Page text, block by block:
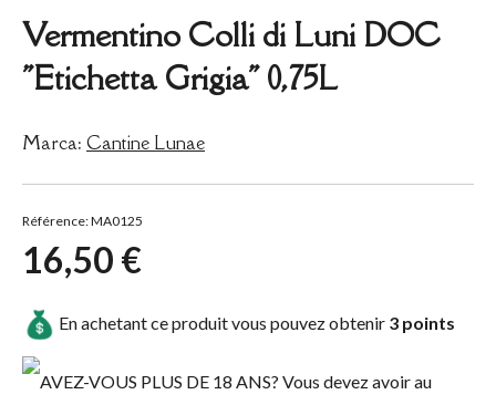
Vermentino Colli di Luni DOC
"Etichetta Grigia" 0,75L
Marca: Cantine Lunae
Référence: MA0125
16,50 €
En achetant ce produit vous pouvez obtenir 3 points
AVEZ-VOUS PLUS DE 18 ANS? Vous devez avoir au